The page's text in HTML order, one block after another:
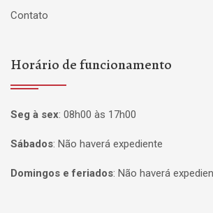
Contato
Horário de funcionamento
Seg à sex: 08h00 às 17h00
Sábados: Não haverá expediente
Domingos e feriados: Não haverá